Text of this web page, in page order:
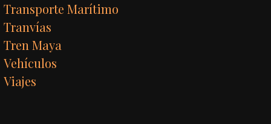
Transporte Marítimo
Tranvías
Tren Maya
Vehículos
Viajes